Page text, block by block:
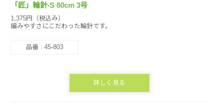
「匠」輪針-S 80cm 3号
1,375円（税込み）
編みやすさにこだわった輪針です。
品番 : 45-803
詳しく見る